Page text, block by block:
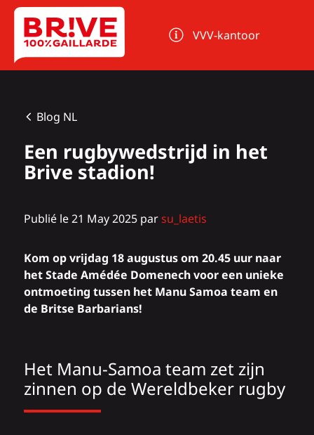
Cookies beheer paneel
VVV-kantoor
Blog NL
Een rugbywedstrijd in het
Brive stadion!
Publié le 21 May 2025 parsu_laetis
Kom op vrijdag 18 augustus om 20.45 uur naar
het Stade Amédée Domenech voor een unieke
ontmoeting tussen het Manu Samoa team en
de Britse Barbarians!
Het Manu-Samoa team zet zijn
zinnen op de Wereldbeker rugby